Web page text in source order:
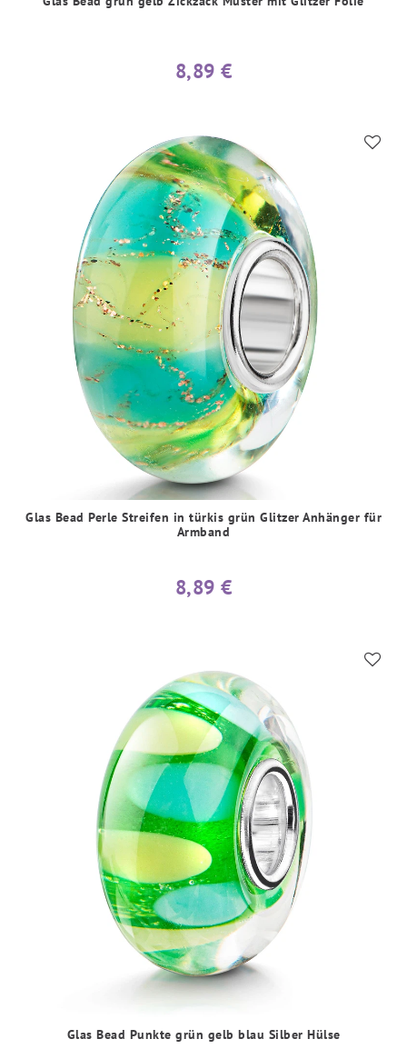
8,89 €
Glas Bead Perle Streifen in türkis grün Glitzer Anhänger für
Armband
8,89 €
Glas Bead Punkte grün gelb blau Silber Hülse